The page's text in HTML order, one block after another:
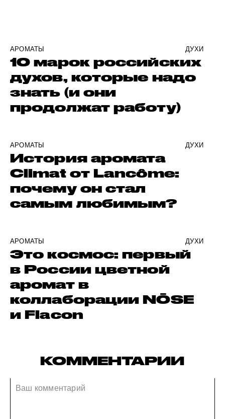
АРОМАТЫ ДУХИ
10 марок российских
духов, которые надо
знать (и они
продолжат работу)
АРОМАТЫ ДУХИ
История аромата
Climat от Lancôme:
почему он стал
самым любимым?
АРОМАТЫ ДУХИ
Это космос: первый
в России цветной
аромат в
коллаборации NŌSE
и Flacon
КОММЕНТАРИИ